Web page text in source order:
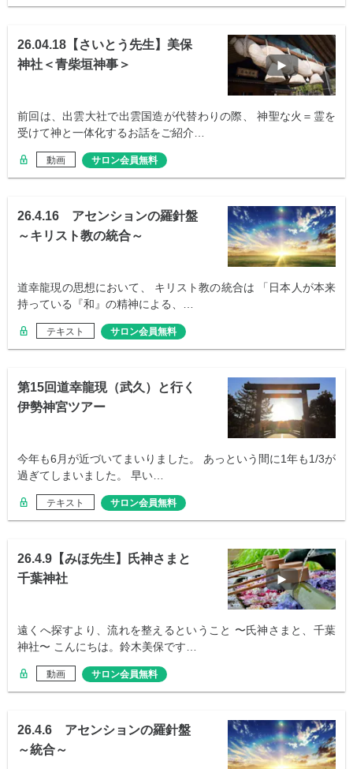
26.04.18【さいとう先生】美保
神社＜青柴垣神事＞
前回は、出雲大社で出雲国造が代替わりの際、 神聖な火＝霊を
受けて神と一体化するお話をご紹介…
動画 サロン会員無料
26.4.16 アセンションの羅針盤
～キリスト教の統合～
道幸龍現の思想において、 キリスト教の統合は 「日本人が本来
持っている『和』の精神による、…
テキスト サロン会員無料
第15回道幸龍現（武久）と行く
伊勢神宮ツアー
今年も6月が近づいてまいりました。 あっという間に1年も1/3が
過ぎてしまいました。 早い…
テキスト サロン会員無料
26.4.9【みほ先生】氏神さまと
千葉神社
遠くへ探すより、流れを整えるということ 〜氏神さまと、千葉
神社〜 こんにちは。鈴木美保です…
動画 サロン会員無料
26.4.6 アセンションの羅針盤
～統合～